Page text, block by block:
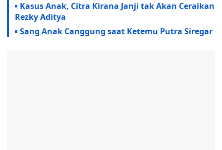
Kasus Anak, Citra Kirana Janji tak Akan Ceraikan
Rezky Aditya
Sang Anak Canggung saat Ketemu Putra Siregar